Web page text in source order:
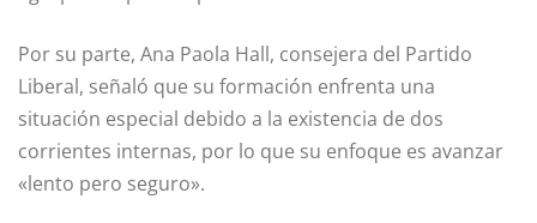
Por su parte, Ana Paola Hall, consejera del Partido
Liberal, señaló que su formación enfrenta una
situación especial debido a la existencia de dos
corrientes internas, por lo que su enfoque es avanzar
«lento pero seguro».